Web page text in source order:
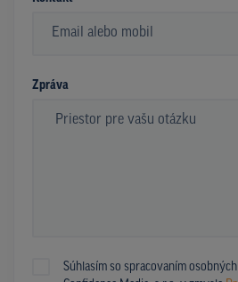
Zpráva
Súhlasím so spracovaním